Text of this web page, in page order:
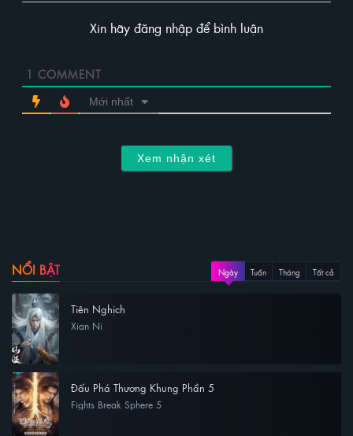
Xin hãy đăng nhập để bình luận
1 COMMENT
Mới nhất
Xem nhận xét
NỔI BẬT Ngày Tuần Tháng Tất cả
Tiên Nghịch
Xian Ni
Đấu Phá Thương Khung Phần 5
Fights Break Sphere 5